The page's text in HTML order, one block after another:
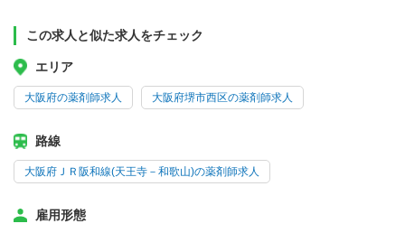
この求人と似た求人をチェック
エリア
大阪府の薬剤師求人 大阪府堺市西区の薬剤師求人
路線
大阪府ＪＲ阪和線(天王寺－和歌山)の薬剤師求人
雇用形態